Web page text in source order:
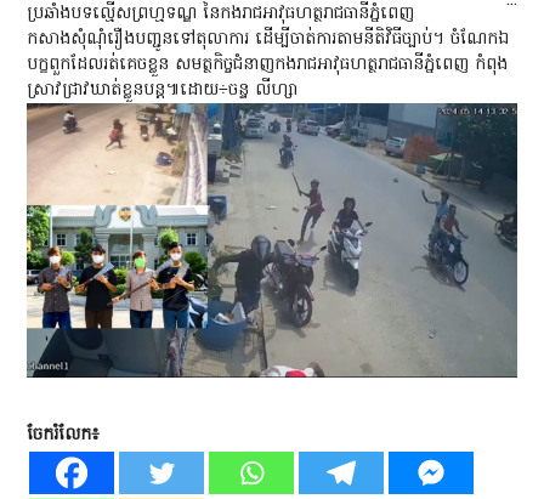
ប្រឆាំងបទល្មើសព្រហ្មទណ្ឌ នៃកងរាជអាវុធហត្ថរាជធានីភ្នំពេញ
កសាងសុំណុំរឿងបញ្ជូនទៅតុលាការ ដើម្បីចាត់ការតាមនីតិវិធីច្បាប់។ ចំណែកឯ
បក្ខពួកដែលរត់គេចខ្លួន សមត្ថកិច្ចជំនាញកងរាជអាវុធហត្ថរាជធានីភ្នំពេញ កំពុង
ស្រាវជ្រាវឃាត់ខ្លួនបន្ត៕ដោយ÷ចន្ទ លីហ្សា
ចែករំលែក៖